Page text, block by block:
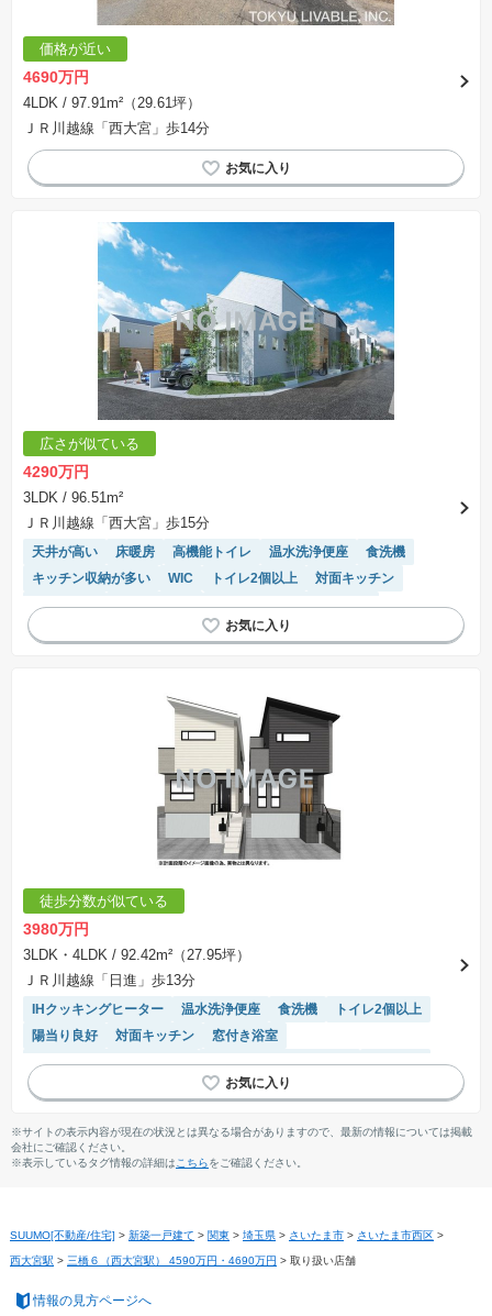
価格が近い
4690万円
4LDK / 97.91m²（29.61坪）
ＪＲ川越線「西大宮」歩14分
広さが似ている
4290万円
3LDK / 96.51m²
ＪＲ川越線「西大宮」歩15分
天井が高い 床暖房 高機能トイレ 温水洗浄便座
食洗機
キッチン収納が多い
WIC トイレ2個以上
対面キッチン
窓付き浴室
閑静な住宅地
モニター付きインターホン
浴室乾燥機
システムキッチン
徒歩分数が似ている
3980万円
3LDK・4LDK / 92.42m²（27.95坪）
ＪＲ川越線「日進」歩13分
IHクッキングヒーター 温水洗浄便座 食洗機
トイレ2個以上
陽当り良好
対面キッチン
窓付き浴室
モニター付きインターホン
接面道路の幅が６m以上
２面採光
浴室乾燥機
システムキッチン
※サイトの表示内容が現在の状況とは異なる場合がありますので、最新の情報については掲載
会社にご確認ください。
※表示しているタグ情報の詳細は こちらをご確認ください。
SUUMO[不動産/住宅] > 新築一戸建て > 関東 > 埼玉県 > さいたま市 > さいたま市西区 >
西大宮駅 > 三橋６（西大宮駅） 4590万円・4690万円 > 取り扱い店舗
情報の見方ページへ